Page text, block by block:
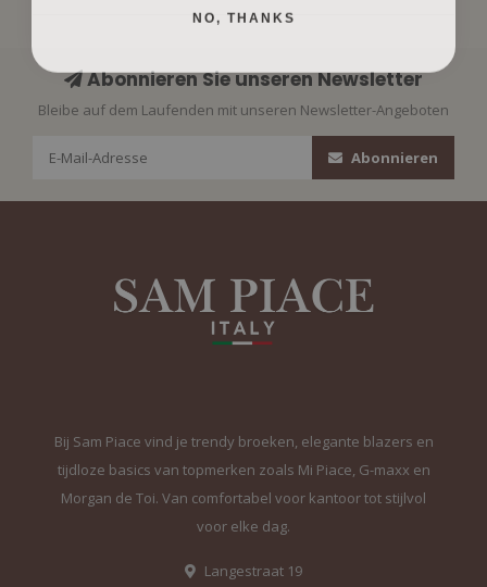
Abonnieren Sie unseren Newsletter
Bleibe auf dem Laufenden mit unseren Newsletter-Angeboten
Abonnieren
Bij Sam Piace vind je trendy broeken, elegante blazers en
tijdloze basics van topmerken zoals Mi Piace, G-maxx en
Morgan de Toi. Van comfortabel voor kantoor tot stijlvol
voor elke dag.
Langestraat 19
NO, THANKS